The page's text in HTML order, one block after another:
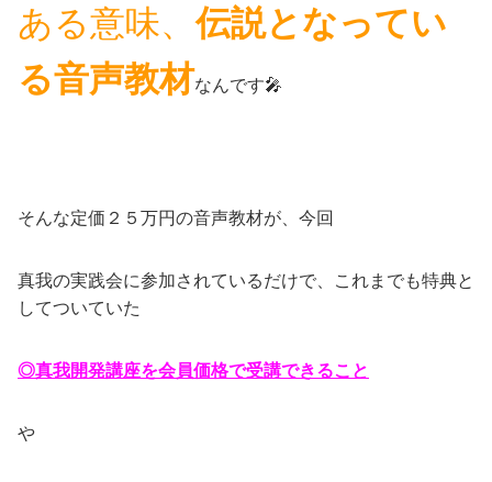
ある意味、伝説となってい
る音声教材なんです🎤
そんな定価２５万円の音声教材が、今回
真我の実践会に参加されているだけで、これまでも特典と
してついていた
◎真我開発講座を会員価格で受講できること
や